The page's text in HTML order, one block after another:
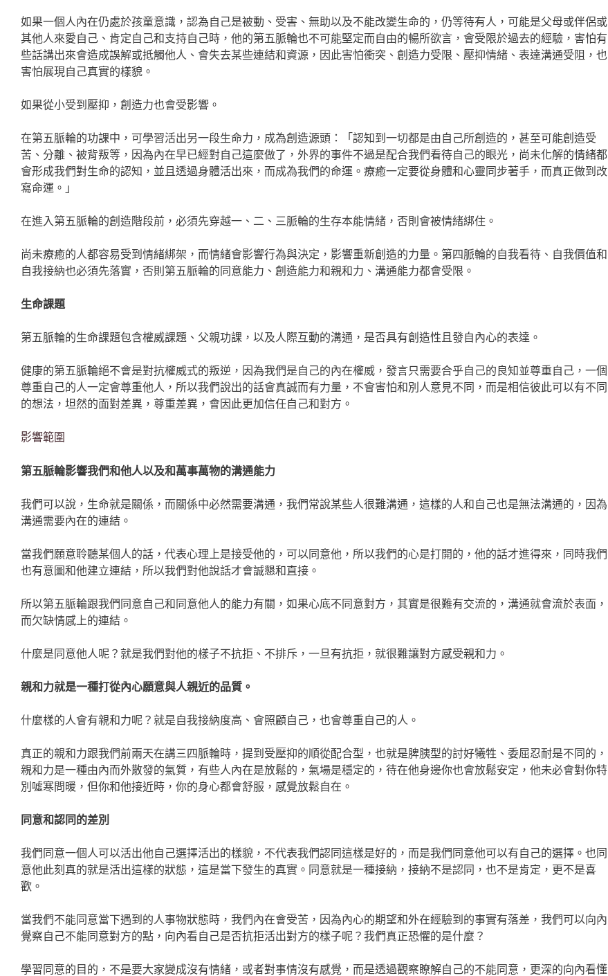
如果一個人內在仍處於孩童意識，認為自己是被動、受害、無助以及不能改變生命的，仍等待有人，可能是父母或伴侶或
其他人來愛自己、肯定自己和支持自己時，他的第五脈輪也不可能堅定而自由的暢所欲言，會受限於過去的經驗，害怕有
些話講出來會造成誤解或抵觸他人、會失去某些連結和資源，因此害怕衝突、創造力受限、壓抑情緒、表達溝通受阻，也
害怕展現自己真實的樣貌。
如果從小受到壓抑，創造力也會受影響。
在第五脈輪的功課中，可學習活出另一段生命力，成為創造源頭：「認知到一切都是由自己所創造的，甚至可能創造受
苦、分離、被背叛等，因為內在早已經對自己這麼做了，外界的事件不過是配合我們看待自己的眼光，尚未化解的情緒都
會形成我們對生命的認知，並且透過身體活出來，而成為我們的命運。療癒一定要從身體和心靈同步著手，而真正做到改
寫命運。」
在進入第五脈輪的創造階段前，必須先穿越一、二、三脈輪的生存本能情緒，否則會被情緒綁住。
尚未療癒的人都容易受到情緒綁架，而情緒會影響行為與決定，影響重新創造的力量。第四脈輪的自我看待、自我價值和
自我接納也必須先落實，否則第五脈輪的同意能力、創造能力和親和力、溝通能力都會受限。
生命課題
第五脈輪的生命課題包含權威課題、父親功課，以及人際互動的溝通，是否具有創造性且發自內心的表達。
健康的第五脈輪絕不會是對抗權威式的叛逆，因為我們是自己的內在權威，發言只需要合乎自己的良知並尊重自己，一個
尊重自己的人一定會尊重他人，所以我們說出的話會真誠而有力量，不會害怕和別人意見不同，而是相信彼此可以有不同
的想法，坦然的面對差異，尊重差異，會因此更加信任自己和對方。
影響範圍
第五脈輪影響我們和他人以及和萬事萬物的溝通能力
我們可以說，生命就是關係，而關係中必然需要溝通，我們常說某些人很難溝通，這樣的人和自己也是無法溝通的，因為
溝通需要內在的連結。
當我們願意聆聽某個人的話，代表心理上是接受他的，可以同意他，所以我們的心是打開的，他的話才進得來，同時我們
也有意圖和他建立連結，所以我們對他說話才會誠懇和直接。
所以第五脈輪跟我們同意自己和同意他人的能力有關，如果心底不同意對方，其實是很難有交流的，溝通就會流於表面，
而欠缺情感上的連結。
什麼是同意他人呢？就是我們對他的樣子不抗拒、不排斥，一旦有抗拒，就很難讓對方感受親和力。
親和力就是一種打從內心願意與人親近的品質。
什麼樣的人會有親和力呢？就是自我接納度高、會照顧自己，也會尊重自己的人。
真正的親和力跟我們前兩天在講三四脈輪時，提到受壓抑的順從配合型，也就是脾胰型的討好犧牲、委屈忍耐是不同的，
親和力是一種由內而外散發的氣質，有些人內在是放鬆的，氣場是穩定的，待在他身邊你也會放鬆安定，他未必會對你特
別噓寒問暖，但你和他接近時，你的身心都會舒服，感覺放鬆自在。
同意和認同的差別
我們同意一個人可以活出他自己選擇活出的樣貌，不代表我們認同這樣是好的，而是我們同意他可以有自己的選擇。也同
意他此刻真的就是活出這樣的狀態，這是當下發生的真實。同意就是一種接納，接納不是認同，也不是肯定，更不是喜
歡。
當我們不能同意當下遇到的人事物狀態時，我們內在會受苦，因為內心的期望和外在經驗到的事實有落差，我們可以向內
覺察自己不能同意對方的點，向內看自己是否抗拒活出對方的樣子呢？我們真正恐懼的是什麼？
學習同意的目的，不是要大家變成沒有情緒，或者對事情沒有感覺，而是透過觀察瞭解自己的不能同意，更深的向內看懂